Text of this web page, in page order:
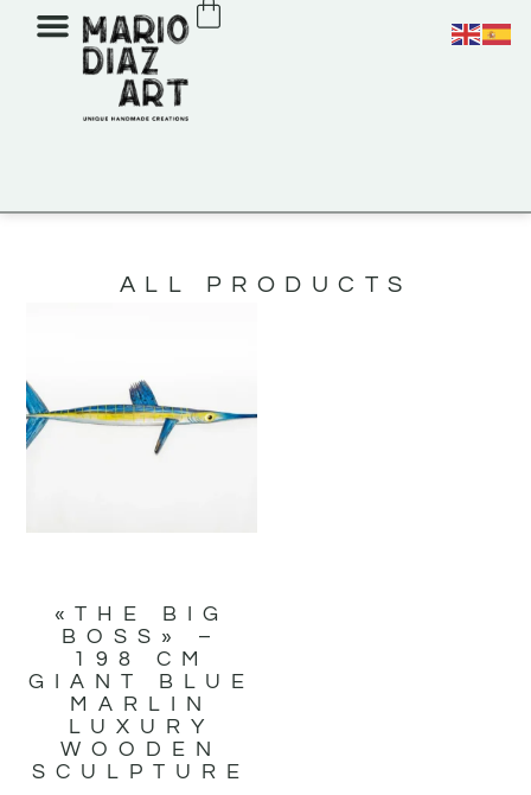
ALL PRODUCTS
«THE BIG
BOSS» –
198 CM
GIANT BLUE
MARLIN
LUXURY
WOODEN
SCULPTURE